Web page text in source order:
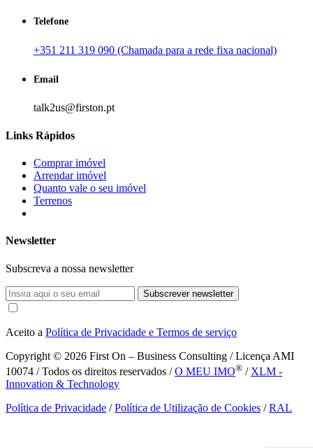
Telefone
+351 211 319 090 (Chamada para a rede fixa nacional)
Email
talk2us@firston.pt
Links Rápidos
Comprar imóvel
Arrendar imóvel
Quanto vale o seu imóvel
Terrenos
Newsletter
Subscreva a nossa newsletter
Subscrever newsletter
Aceito a Política de Privacidade e Termos de serviço
Copyright © 2026 First On – Business Consulting / Licença AMI
10074 / Todos os direitos reservados /O MEU IMO® / XLM -
Innovation & Technology
Política de Privacidade /Política de Utilização de Cookies /RAL